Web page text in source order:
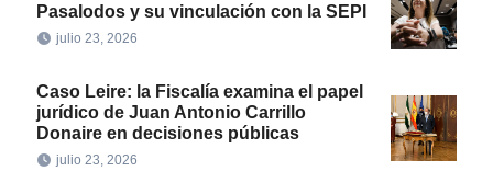
Pasalodos y su vinculación con la SEPI
julio 23, 2026
Caso Leire: la Fiscalía examina el papel
jurídico de Juan Antonio Carrillo
Donaire en decisiones públicas
julio 23, 2026